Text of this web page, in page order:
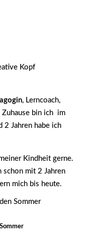
Kopf
, Lerncoach,
Zuhause bin ich im
2 Jahren habe ich
Kindheit gerne.
schon mit 2 Jahren
mich bis heute.